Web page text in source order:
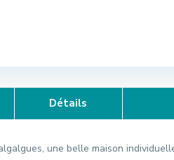
Détails
une belle maison